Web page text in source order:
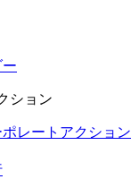
ション
レートアクション